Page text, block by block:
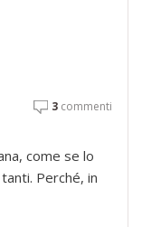
3 commenti
come se lo
Perché, in